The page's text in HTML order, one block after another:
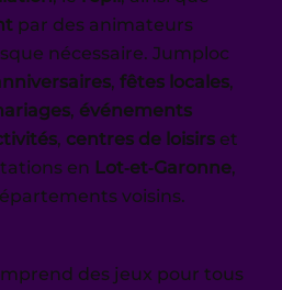
par des animateurs
nécessaire. Jumploc
, fêtes locales,
, événements
, centres de loisirs et
en Lot‑et‑Garonne,
voisins.
des jeux pour tous